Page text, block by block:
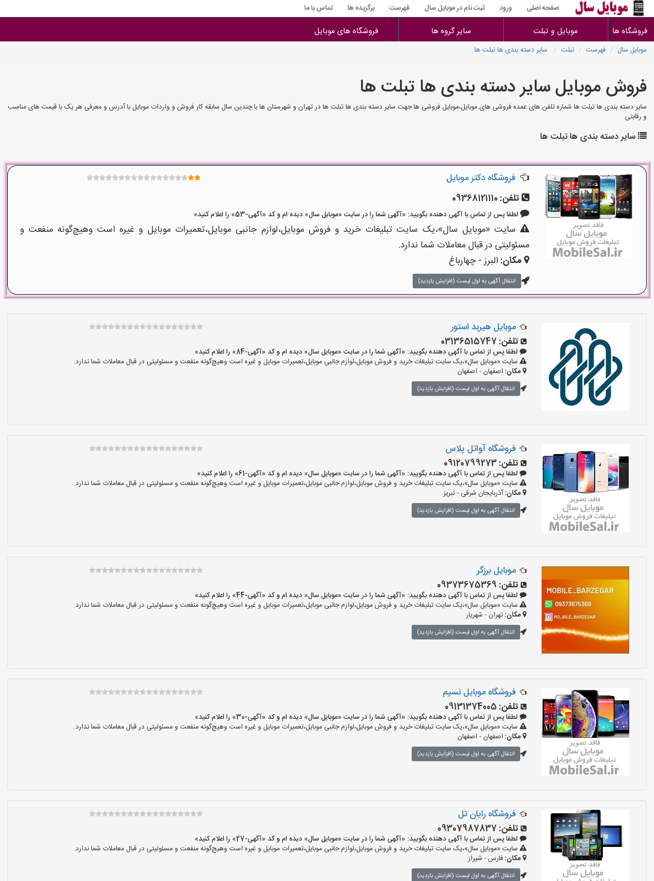
صفحه اصلی ورود ثبت نام در موبایل سال فهرست برگزیده ها تماس با ما
فروشگاه ها موبایل و تبلت سایر گروه ها فروشگاه های موبایل
موبایل سال فهرست تبلت سایر دسته بندی ها تبلت ها
فروش موبایل سایر دسته بندی ها تبلت ها
سایر دسته بندی ها تبلت ها شماره تلفن های عمده فروشی های موبایل،موبایل فروشی ها جهت سایر دسته بندی ها تبلت ها در تهران و شهرستان ها با چندین سال سابقه کار فروش و واردات موبایل با آدرس و معرفی هر یک با قیمت های مناسب
و رقابتی
سایر دسته بندی ها تبلت ها
فروشگاه دکتر موبایل
تلفن: 09368121110
لطفا پس از تماس با آگهی دهنده بگویید: «آگهی شما را در سایت «موبایل سال» دیده ام و کد «آگهی-53» را اعلام کنید»
سایت «موبایل سال»،یک سایت تبلیغات خرید و فروش موبایل،لوازم جانبی موبایل،تعمیرات موبایل و غیره است وهیچ‌گونه منفعت و
مسئولیتی در قبال معاملات شما ندارد.
مکان: البرز - چهارباغ
انتقال آگهی به اول لیست (افزایش بازدید)
موبایل هیربد استور
تلفن: 03136515747
لطفا پس از تماس با آگهی دهنده بگویید: «آگهی شما را در سایت «موبایل سال» دیده ام و کد «آگهی-84» را اعلام کنید»
سایت «موبایل سال»،یک سایت تبلیغات خرید و فروش موبایل،لوازم جانبی موبایل،تعمیرات موبایل و غیره است وهیچ‌گونه منفعت و مسئولیتی در قبال معاملات شما ندارد.
مکان: اصفهان - اصفهان
انتقال آگهی به اول لیست (افزایش بازدید)
فروشگاه آواتل پلاس
تلفن:09120799273
لطفا پس از تماس با آگهی دهنده بگویید: «آگهی شما را در سایت «موبایل سال» دیده ام و کد «آگهی-61» را اعلام کنید»
سایت «موبایل سال»،یک سایت تبلیغات خرید و فروش موبایل،لوازم جانبی موبایل،تعمیرات موبایل و غیره است وهیچ‌گونه منفعت و مسئولیتی در قبال معاملات شما ندارد.
مکان:آذربایجان شرقی - تبریز
انتقال آگهی به اول لیست (افزایش بازدید)
موبایل برزگر
تلفن: 09373675369
لطفا پس از تماس با آگهی دهنده بگویید: «آگهی شما را در سایت «موبایل سال» دیده ام و کد «آگهی-44» را اعلام کنید»
سایت «موبایل سال»،یک سایت تبلیغات خرید و فروش موبایل،لوازم جانبی موبایل،تعمیرات موبایل و غیره است وهیچ‌گونه منفعت و مسئولیتی در قبال معاملات شما ندارد.
مکان:تهران - شهریار
انتقال آگهی به اول لیست (افزایش بازدید)
فروشگاه موبایل نسیم
تلفن: 09131374005
لطفا پس از تماس با آگهی دهنده بگویید: «آگهی شما را در سایت «موبایل سال» دیده ام و کد «آگهی-30» را اعلام کنید»
سایت «موبایل سال»،یک سایت تبلیغات خرید و فروش موبایل،لوازم جانبی موبایل،تعمیرات موبایل و غیره است وهیچ‌گونه منفعت و مسئولیتی در قبال معاملات شما ندارد.
مکان: اصفهان - اصفهان
انتقال آگهی به اول لیست (افزایش بازدید)
فروشگاه رایان تل
تلفن: 09307987837
لطفا پس از تماس با آگهی دهنده بگویید: «آگهی شما را در سایت «موبایل سال» دیده ام و کد «آگهی-27» را اعلام کنید»
سایت «موبایل سال»،یک سایت تبلیغات خرید و فروش موبایل،لوازم جانبی موبایل،تعمیرات موبایل و غیره است وهیچ‌گونه منفعت و مسئولیتی در قبال معاملات شما ندارد.
مکان: فارس - شیراز
انتقال آگهی به اول لیست (افزایش بازدید)